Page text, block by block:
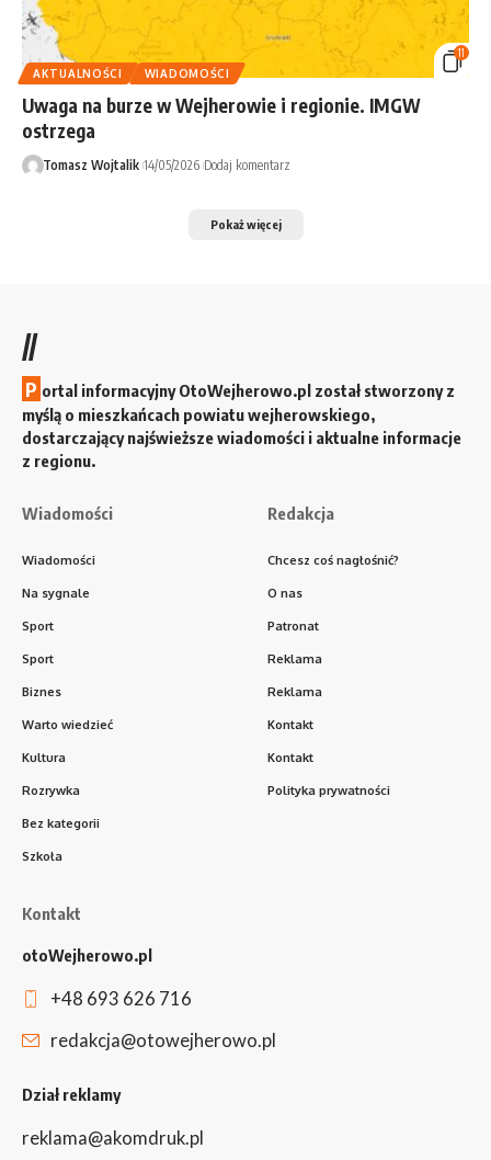
11
AKTUALNOŚCI
WIADOMOŚCI
Uwaga na burze w Wejherowie i regionie. IMGW
ostrzega
Tomasz Wojtalik 14/05/2026 Dodaj komentarz
Pokaż więcej
//
P ortal informacyjny OtoWejherowo.pl został stworzony z
myślą o mieszkańcach powiatu wejherowskiego,
dostarczający najświeższe wiadomości i aktualne informacje
z regionu.
Wiadomości
Wiadomości
Na sygnale
Sport
Sport
Biznes
Warto wiedzieć
Kultura
Rozrywka
Bez kategorii
Szkoła
Redakcja
Chcesz coś nagłośnić?
O nas
Patronat
Reklama
Reklama
Kontakt
Kontakt
Polityka prywatności
Kontakt
otoWejherowo.pl
+48 693 626 716
redakcja@otowejherowo.pl
Dział reklamy
reklama@akomdruk.pl